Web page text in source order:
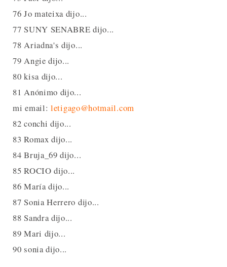
76 Jo mateixa dijo...
77 SUNY SENABRE dijo...
78 Ariadna's dijo...
79 Angie dijo...
80 kisa dijo...
81 Anónimo dijo...
mi email: letigago@hotmail.com
82 conchi dijo...
83 Romax dijo...
84 Bruja_69 dijo...
85 ROCIO dijo...
86 María dijo...
87 Sonia Herrero dijo...
88 Sandra dijo...
89 Mari dijo...
90 sonia dijo...